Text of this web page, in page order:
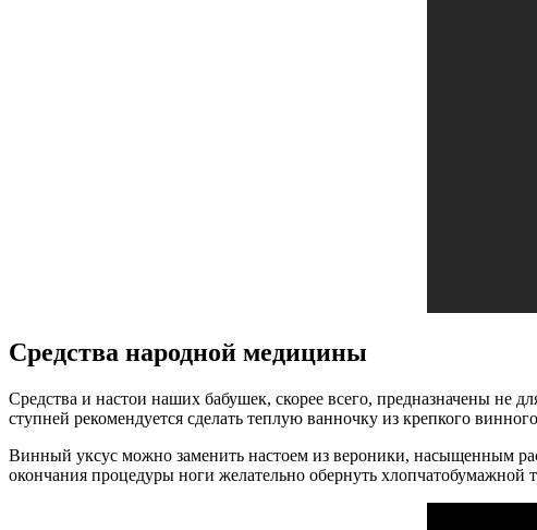
Средства народной медицины
Средства и настои наших бабушек, скорее всего, предназначены не
ступней рекомендуется сделать теплую ванночку из крепкого
Винный уксус можно заменить настоем из вероники, насыщенным
окончания процедуры ноги желательно обернуть хлопчатобумажной